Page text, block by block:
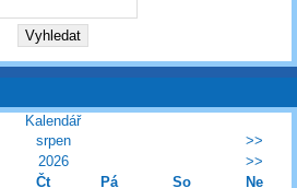
Kalendář
srpen
>>
2026
>>
Čt Pá So
Ne